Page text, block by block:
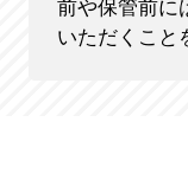
前や保管前に
いただくこと